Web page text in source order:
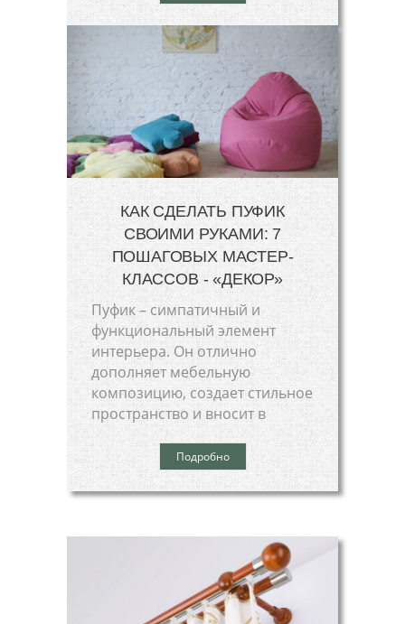
КАК СДЕЛАТЬ ПУФИК
СВОИМИ РУКАМИ: 7
ПОШАГОВЫХ МАСТЕР-
КЛАССОВ - «ДЕКОР»
Пуфик – симпатичный и
функциональный элемент
интерьера. Он отлично
дополняет мебельную
композицию, создает стильное
пространство и вносит в
Подробно